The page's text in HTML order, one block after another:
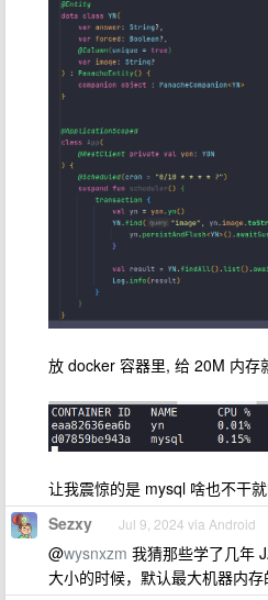
放 docker 容器里, 给 20M 内存
让我震惊的是 mysql 啥也不干
Sezxy Jul 9, 2024 via Android
@wysnxzm 我猜那些学了几年
大小的时候，默认最大机器内存